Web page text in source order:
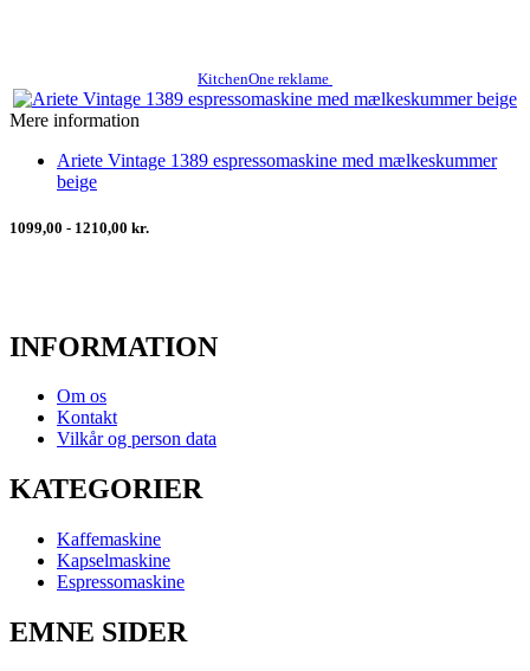
KitchenOne reklame
Mere information
Ariete Vintage 1389 espressomaskine med mælkeskummer
beige
1099,00 - 1210,00 kr.
INFORMATION
Om os
Kontakt
Vilkår og person data
KATEGORIER
Kaffemaskine
Kapselmaskine
Espressomaskine
EMNE SIDER